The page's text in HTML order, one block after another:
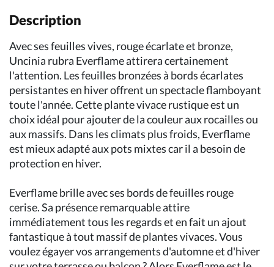
Description
Avec ses feuilles vives, rouge écarlate et bronze,
Uncinia rubra Everflame attirera certainement
l'attention. Les feuilles bronzées à bords écarlates
persistantes en hiver offrent un spectacle flamboyant
toute l'année. Cette plante vivace rustique est un
choix idéal pour ajouter de la couleur aux rocailles ou
aux massifs. Dans les climats plus froids, Everflame
est mieux adapté aux pots mixtes car il a besoin de
protection en hiver.
Everflame brille avec ses bords de feuilles rouge
cerise. Sa présence remarquable attire
immédiatement tous les regards et en fait un ajout
fantastique à tout massif de plantes vivaces. Vous
voulez égayer vos arrangements d'automne et d'hiver